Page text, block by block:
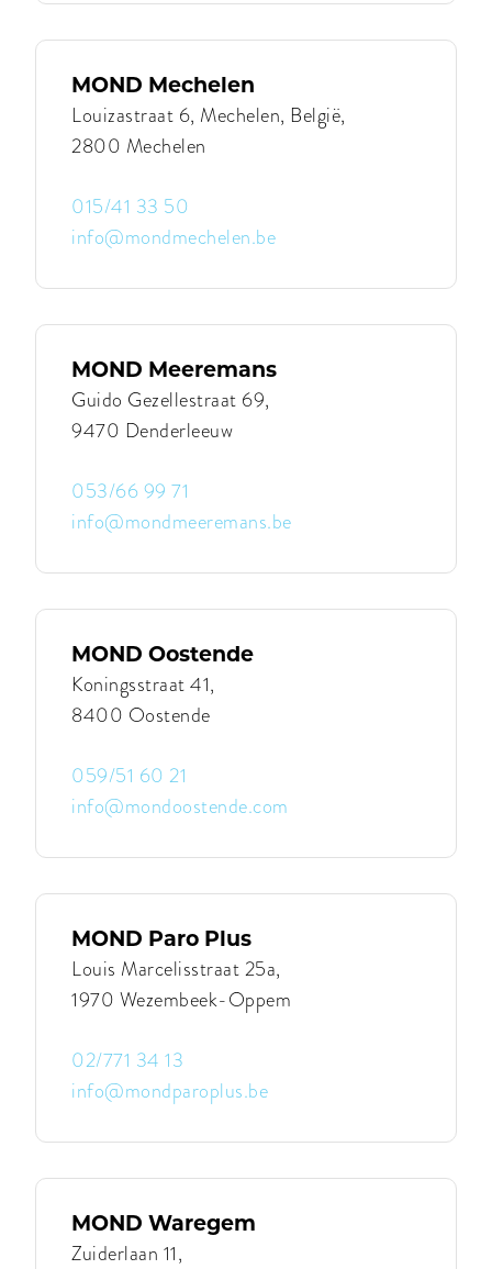
|
Latem
MOND Mechelen
Louizastraat 6, Mechelen, België,
2800 Mechelen
015/41 33 50
info@mondmechelen.be
MOND
|
Mechelen
MOND Meeremans
Guido Gezellestraat 69,
9470 Denderleeuw
053/66 99 71
info@mondmeeremans.be
MOND
|
Meeremans
MOND Oostende
Koningsstraat 41,
8400 Oostende
059/51 60 21
info@mondoostende.com
MOND
|
Oostende
MOND Paro Plus
Louis Marcelisstraat 25a,
1970 Wezembeek-Oppem
02/771 34 13
info@mondparoplus.be
MOND
Plus
MOND
Paro
Plus
MOND Waregem
Zuiderlaan 11,